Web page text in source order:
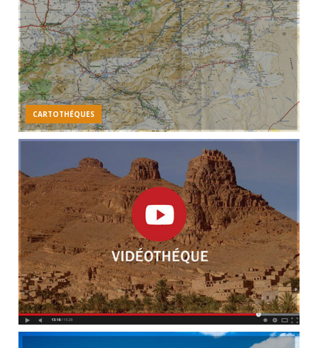
CARTOTHÉQUES